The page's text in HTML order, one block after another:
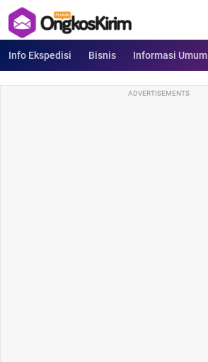
Info Ekspedisi Bisnis Informasi Umum
ADVERTISEMENTS